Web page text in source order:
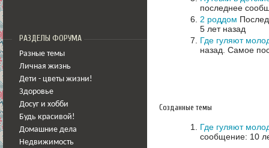
РАЗДЕЛЫ ФОРУМА
Разные темы
Личная жизнь
Дети - цветы жизни!
Здоровье
Досуг и хобби
Будь красивой!
Домашние дела
Недвижимость
последнее
2 роддом
5 лет назад
Где гуляют
назад. Самое
Созданные темы
Где гуляют
сообщение: 10